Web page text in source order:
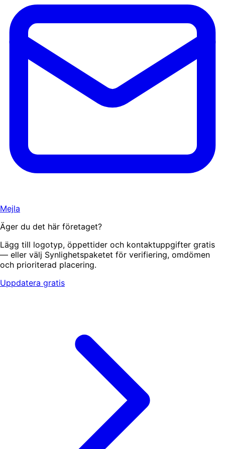
Mejla
Äger du det här företaget?
Lägg till logotyp, öppettider och kontaktuppgifter gratis
— eller välj Synlighetspaketet för verifiering, omdömen
och prioriterad placering.
Uppdatera gratis